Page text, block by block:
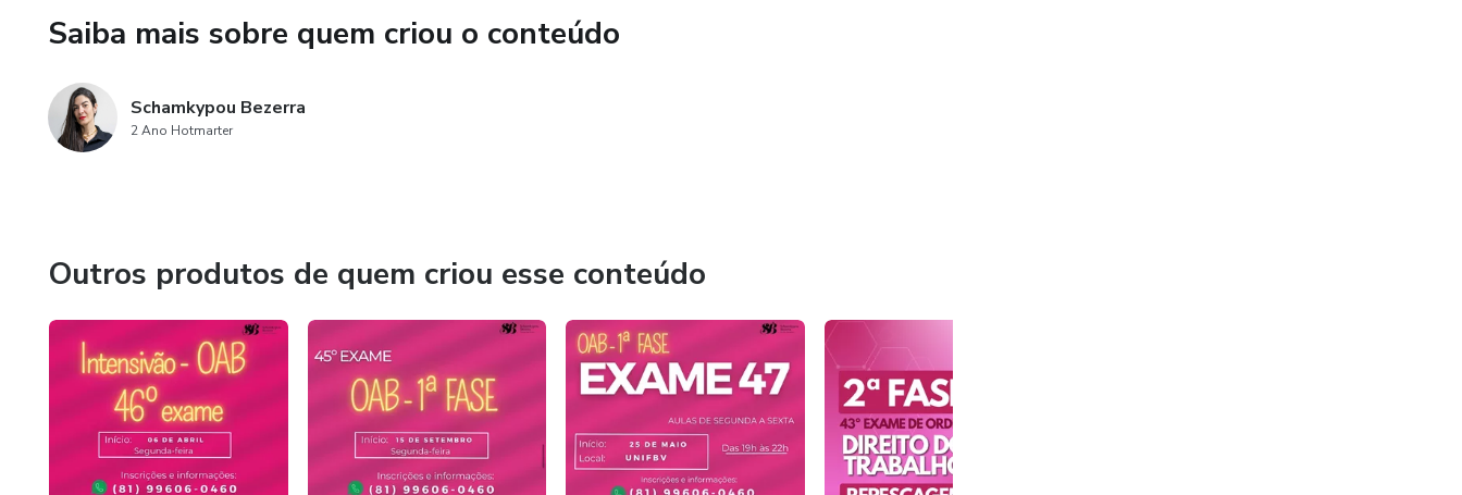
Saiba mais sobre quem criou o conteúdo
Schamkypou Bezerra
2 Ano Hotmarter
Outros produtos de quem criou esse conteúdo